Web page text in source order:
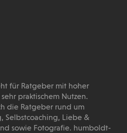
für Ratgeber mit hoher
praktischem Nutzen.
die Ratgeber rund um
Selbstcoaching, Liebe &
sowie Fotografie. humboldt-